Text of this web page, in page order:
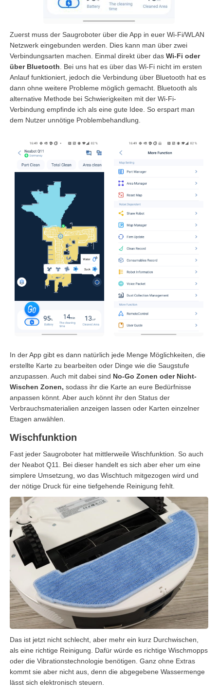
Zuerst muss der Saugroboter über die App in euer Wi-Fi/WLAN
Netzwerk eingebunden werden. Dies kann man über zwei
Verbindungsarten machen. Einmal direkt über das Wi-Fi oder
über Bluetooth . Bei uns hat es über das Wi-Fi nicht im ersten
Anlauf funktioniert, jedoch die Verbindung über Bluetooth hat es
dann ohne weitere Probleme möglich gemacht. Bluetooth als
alternative Methode bei Schwierigkeiten mit der Wi-Fi-
Verbindung empfinde ich als eine gute Idee. So erspart man
dem Nutzer unnötige Problembehandlung.
In der App gibt es dann natürlich jede Menge Möglichkeiten, die
erstellte Karte zu bearbeiten oder Dinge wie die Saugstufe
anzupassen. Auch mit dabei sind No-Go Zonen oder Nicht-
Wischen Zonen, sodass ihr die Karte an eure Bedürfnisse
anpassen könnt. Aber auch könnt ihr den Status der
Verbrauchsmaterialien anzeigen lassen oder Karten einzelner
Etagen anwählen.
Wischfunktion
Fast jeder Saugroboter hat mittlerweile Wischfunktion. So auch
der Neabot Q11. Bei dieser handelt es sich aber eher um eine
simplere Umsetzung, wo das Wischtuch mitgezogen wird und
der nötige Druck für eine tiefgehende Reinigung fehlt.
Das ist jetzt nicht schlecht, aber mehr ein kurz Durchwischen,
als eine richtige Reinigung. Dafür würde es richtige Wischmopps
oder die Vibrationstechnologie benötigen. Ganz ohne Extras
kommt sie aber nicht aus, denn die abgegebene Wassermenge
lässt sich elektronisch steuern.